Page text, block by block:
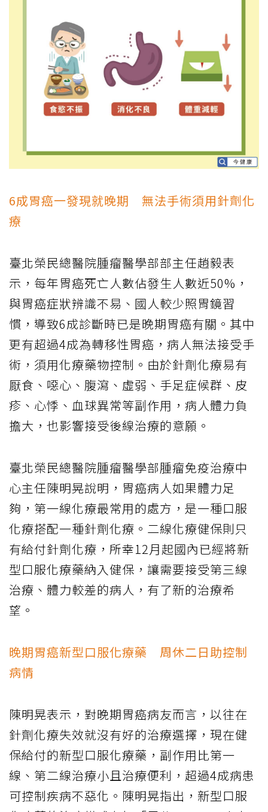
6成胃癌一發現就晚期 無法手術須用針劑化
療
臺北榮民總醫院腫瘤醫學部部主任趙毅表
示，每年胃癌死亡人數佔發生人數近50%，
與胃癌症狀辨識不易、國人較少照胃鏡習
慣，導致6成診斷時已是晚期胃癌有關。其中
更有超過4成為轉移性胃癌，病人無法接受手
術，須用化療藥物控制。由於針劑化療易有
厭食、噁心、腹瀉、虛弱、手足症候群、皮
疹、心悸、血球異常等副作用，病人體力負
擔大，也影響接受後線治療的意願。
臺北榮民總醫院腫瘤醫學部腫瘤免疫治療中
心主任陳明晃說明，胃癌病人如果體力足
夠，第一線化療最常用的處方，是一種口服
化療搭配一種針劑化療。二線化療健保則只
有給付針劑化療，所幸12月起國內已經將新
型口服化療藥納入健保，讓需要接受第三線
治療、體力較差的病人，有了新的治療希
望。
晚期胃癌新型口服化療藥 周休二日助控制
病情
陳明晃表示，對晚期胃癌病友而言，以往在
針劑化療失效就沒有好的治療選擇，現在健
保給付的新型口服化療藥，副作用比第一
線、第二線治療小且治療便利，超過4成病患
可控制疾病不惡化。陳明晃指出，新型口服